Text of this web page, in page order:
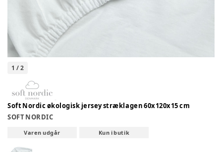
1 /2
Soft Nordic økologisk jersey stræklagen 60x120x15 cm
SOFT NORDIC
Varen udgår Kun i butik